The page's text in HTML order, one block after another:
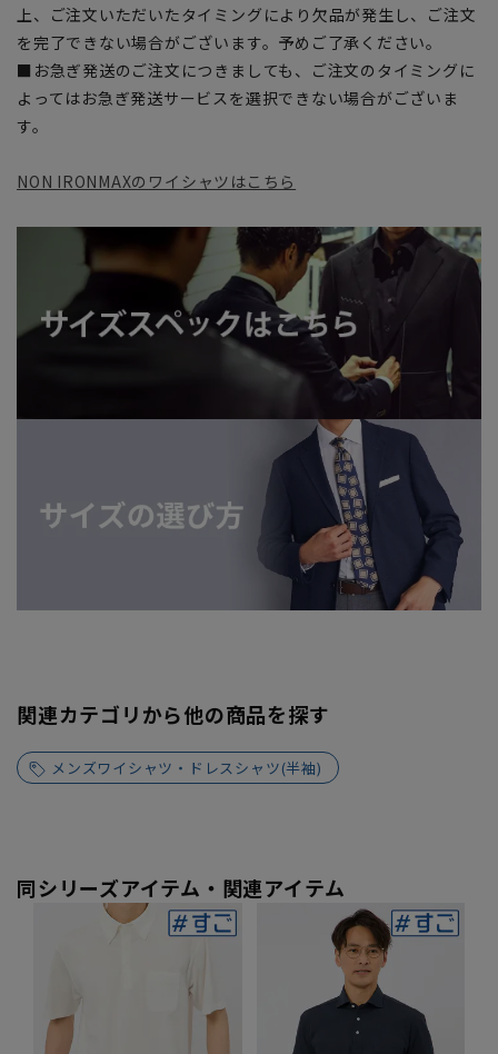
上、ご注文いただいたタイミングにより欠品が発生し、ご注文
を完了できない場合がございます。予めご了承ください。
■お急ぎ発送のご注文につきましても、ご注文のタイミングに
よってはお急ぎ発送サービスを選択できない場合がございま
す。
NON IRONMAXのワイシャツはこちら
関連カテゴリから他の商品を探す
メンズワイシャツ・ドレスシャツ(半袖)
同シリーズアイテム・関連アイテム